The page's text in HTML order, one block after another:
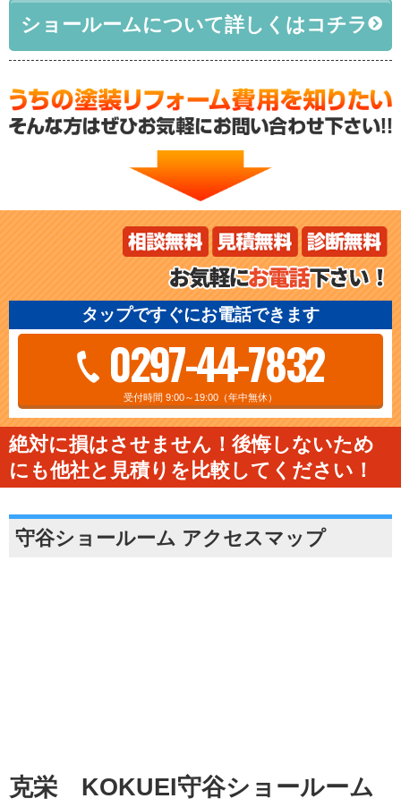
ショールームについて詳しくはコチラ
タップですぐにお電話できます
0297-44-7832
受付時間 9:00～19:00（年中無休）
絶対に損はさせません！後悔しないため
にも他社と見積りを比較してください！
守谷ショールーム アクセスマップ
克栄 KOKUEI守谷ショールーム